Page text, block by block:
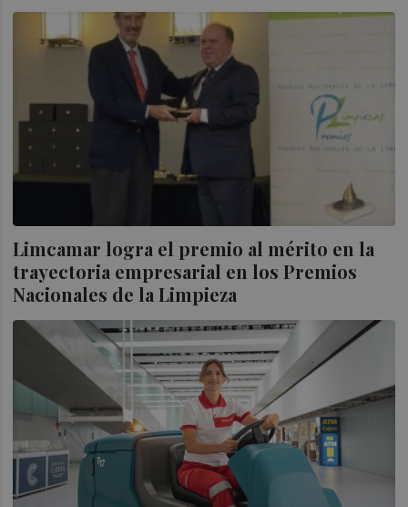
Limcamar logra el premio al mérito en la
trayectoria empresarial en los Premios
Nacionales de la Limpieza